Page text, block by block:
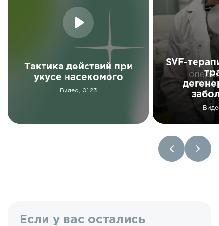
Тактика действий при
укусе насекомого
Видео, 01:23
SVF-
Если у вас остались